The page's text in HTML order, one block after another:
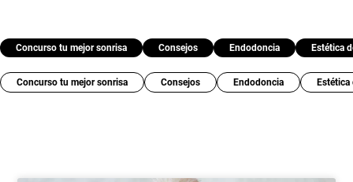
Concurso tu mejor sonrisa Consejos Endodoncia Estética
Concurso tu mejor sonrisa Consejos Endodoncia Estética